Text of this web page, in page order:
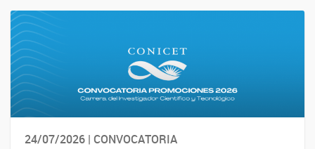
24/07/2026 | CONVOCATORIA